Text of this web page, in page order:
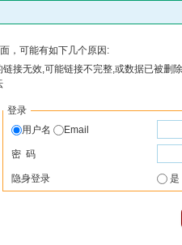
，可能有如下几个原因:
接无效,可能链接不完整,或数据已被删
登录
用户名
Email
密 码
隐身登录